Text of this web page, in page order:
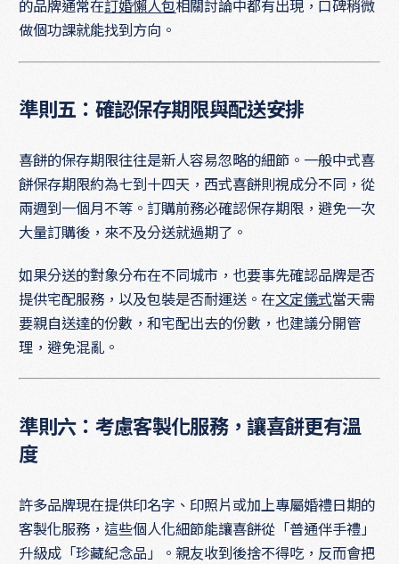
的品牌通常在訂婚懶人包相關討論中都有出現，口碑稍微
做個功課就能找到方向。
準則五：確認保存期限與配送安排
喜餅的保存期限往往是新人容易忽略的細節。一般中式喜
餅保存期限約為七到十四天，西式喜餅則視成分不同，從
兩週到一個月不等。訂購前務必確認保存期限，避免一次
大量訂購後，來不及分送就過期了。
如果分送的對象分布在不同城市，也要事先確認品牌是否
提供宅配服務，以及包裝是否耐運送。在文定儀式當天需
要親自送達的份數，和宅配出去的份數，也建議分開管
理，避免混亂。
準則六：考慮客製化服務，讓喜餅更有溫
度
許多品牌現在提供印名字、印照片或加上專屬婚禮日期的
客製化服務，這些個人化細節能讓喜餅從「普通伴手禮」
升級成「珍藏紀念品」。親友收到後捨不得吃，反而會把